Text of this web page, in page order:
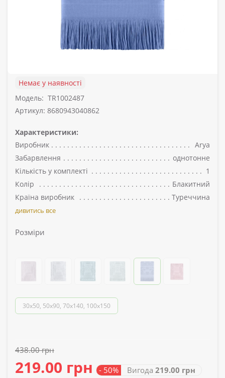
Немає у наявності
Модель: TR1002487
Артикул: 8680943040862
Характеристики:
Виробник
Arya
Забарвлення
однотонне
Кількість у комплекті
1
Колір
Блакитний
Країна виробник
Туреччина
дивитись все
Розміри
30x50, 50x90, 70x140, 100x150
438.00 грн
219.00 грн - 50% Вигода 219.00 грн